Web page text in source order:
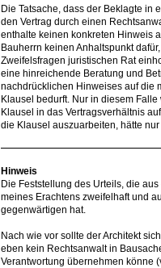
Die Tatsache, dass der Beklagte in
den Vertrag durch einen
enthalte keinen konkreten Hinweis
Bauherrn keinen Anhaltspunkt
Zweifelsfragen juristischen Rat
eine hinreichende Beratung und
nachdrücklichen Hinweises auf die
Klausel bedurft. Nur in diesem
Klausel in das Vertragsverhältnis
die Klausel auszuarbeiten, hätte
Hinweis
Die Feststellung des Urteils, die
meines Erachtens zweifelhaft und
gegenwärtigen hat.
Nach wie vor sollte der Architekt
eben kein Rechtsanwalt in
Verantwortung übernehmen könne